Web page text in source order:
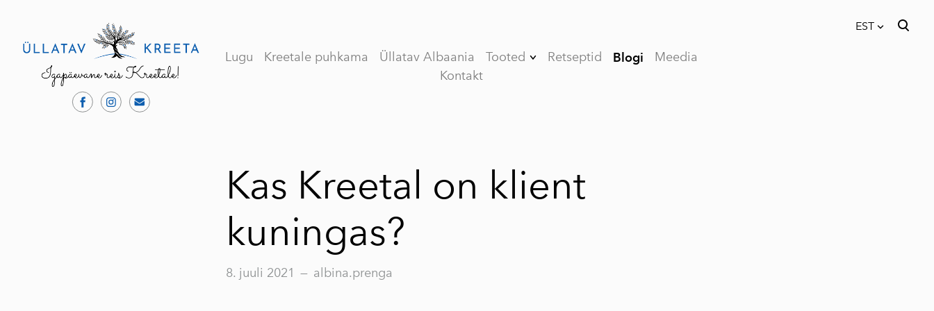
Lugu Kreetale puhkama Üllatav Albaania Tooted
oliiviõli
VASSILAKIS
Retseptid Blogi
Meedia
Kontakt
EST
lisati ostukorvi.
Kas Kreetal on klient
kuningas?
8. juuli 2021 — albina.prenga